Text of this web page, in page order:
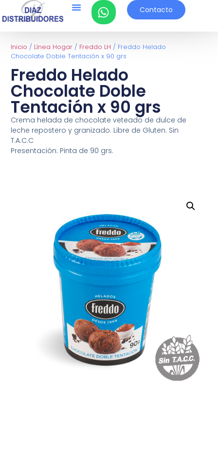
Contacto
Inicio / Línea Hogar / Freddo LH / Freddo Helado
Chocolate Doble Tentación x 90 grs
Freddo Helado
Chocolate Doble
Tentación x 90 grs
Crema helada de chocolate veteado de dulce de
leche repostero y granizado. Libre de Gluten. Sin
T.A.C.C
Presentación: Pinta de 90 grs.